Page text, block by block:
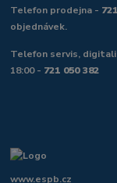
Telefon prodejna -
objednávek.
Telefon servis,
18:00 - 721 050 382
www.espb.cz